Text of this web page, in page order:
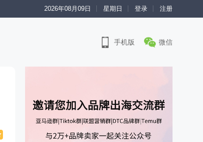
2026年08月09日 星期日 登录 注册
手机版 微信